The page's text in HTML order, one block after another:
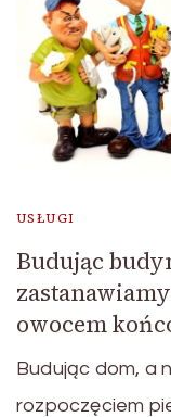
USŁUGI
Budując
owocem
Budując dom, a
rozpoczęciem